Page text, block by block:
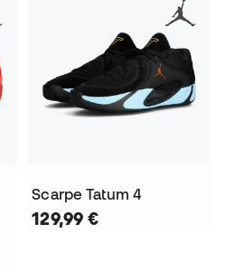
Scarpe Tatum 4
129,99 €